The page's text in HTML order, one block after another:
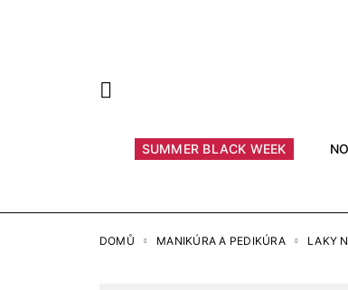
SUMMER BLACK WEEK
DOMŮ MANIKÚRA A PEDIKÚRA LAKY